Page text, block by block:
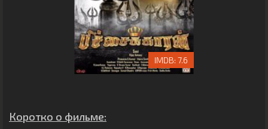
7.6
Коротко о фильме: